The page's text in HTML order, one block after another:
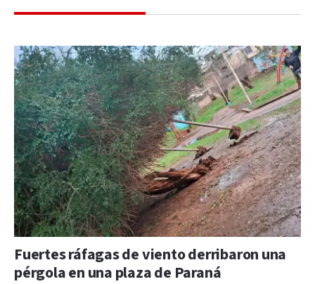
Fuertes ráfagas de viento derribaron una
pérgola en una plaza de Paraná